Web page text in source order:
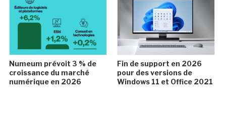
Numeum prévoit 3 % de
croissance du marché
numérique en 2026
Fin de support en 2026
pour des versions de
Windows 11 et Office 2021